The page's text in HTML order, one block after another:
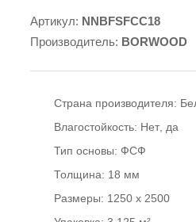
Артикул: NNBFSFCC18
Производитель: BORWOOD
Страна производителя:
Влагостойкость: Нет да
Тип основы: ФСФ
Толщина: 18 мм
Размеры: 1250 х 2500